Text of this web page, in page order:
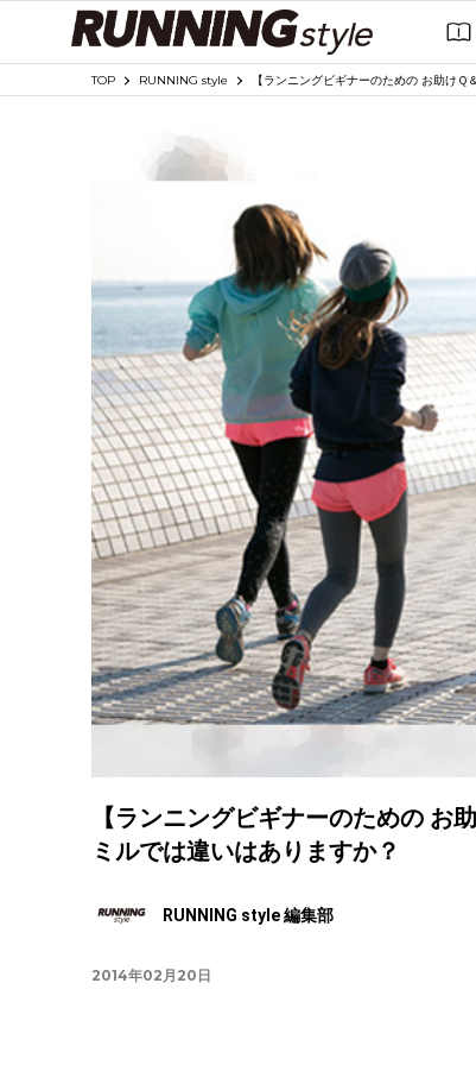
TOP RUNNING style 【ランニングビギナーのための お助け
【ランニングビギナーのための お
ミルでは違いはありますか？
RUNNING style 編集部
2014年02月20日